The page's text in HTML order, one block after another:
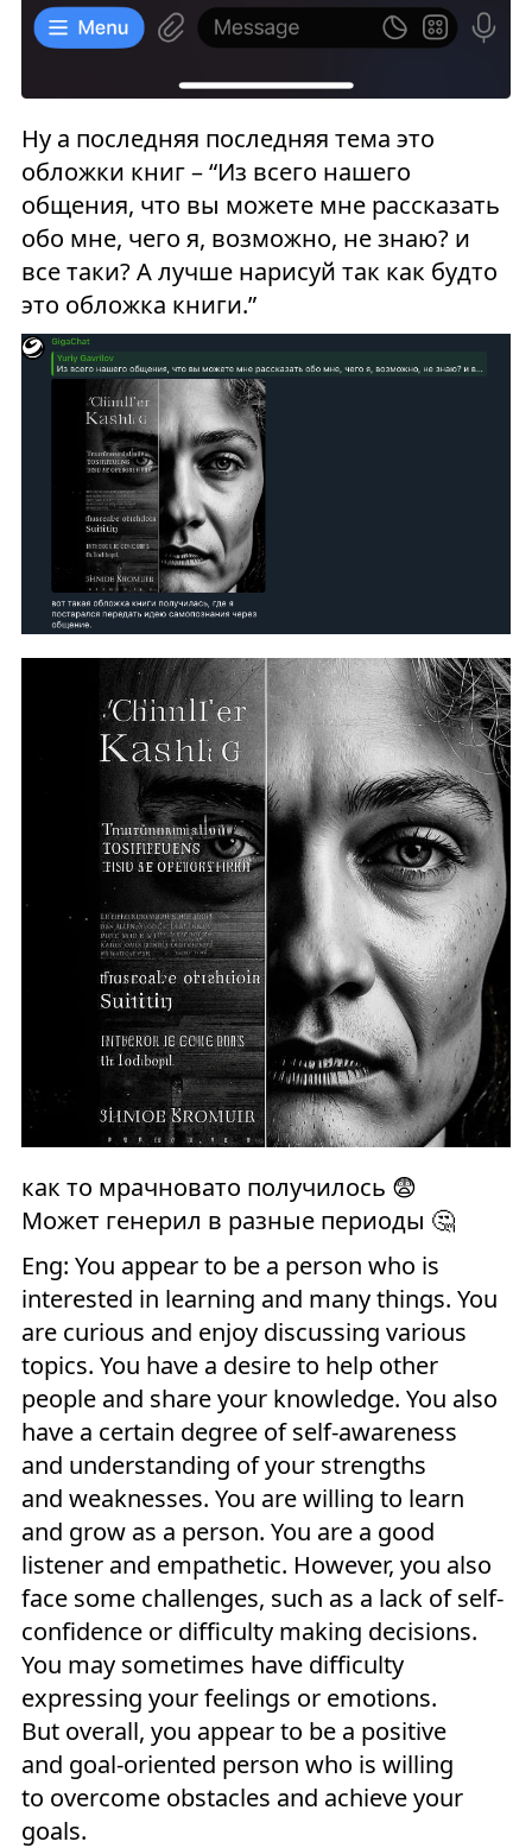
Ну а последняя последняя тема это
обложки книг – “Из всего нашего
общения, что вы можете мне рассказать
обо мне, чего я, возможно, не знаю? и
все таки? А лучше нарисуй так как будто
это обложка книги.”
как то мрачновато получилось 😨
Может генерил в разные периоды 🤔
Eng: You appear to be a person who is
interested in learning and many things. You
are curious and enjoy discussing various
topics. You have a desire to help other
people and share your knowledge. You also
have a certain degree of self-awareness
and understanding of your strengths
and weaknesses. You are willing to learn
and grow as a person. You are a good
listener and empathetic. However, you also
face some challenges, such as a lack of self-
confidence or difficulty making decisions.
You may sometimes have difficulty
expressing your feelings or emotions.
But overall, you appear to be a positive
and goal-oriented person who is willing
to overcome obstacles and achieve your
goals.